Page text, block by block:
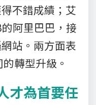
不錯成績；艾
阿里巴巴，接
站。兩方面表
轉型升級。
才為首要任